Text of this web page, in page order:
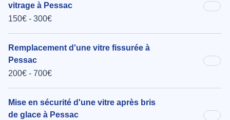
vitrage à Pessac
150€ - 300€
Remplacement d'une vitre fissurée à
Pessac
200€ - 700€
Mise en sécurité d'une vitre après bris
de glace à Pessac